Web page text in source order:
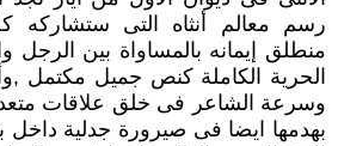
رسم معالم أنثاه التى
منطلق إيمانه بالمساواة بين الرجل
الحرية الكاملة كنص جميل مكتمل
وسرعة الشاعر فى خلق علاقات
بهدمها ايضا فى صيرورة جدلية داخل